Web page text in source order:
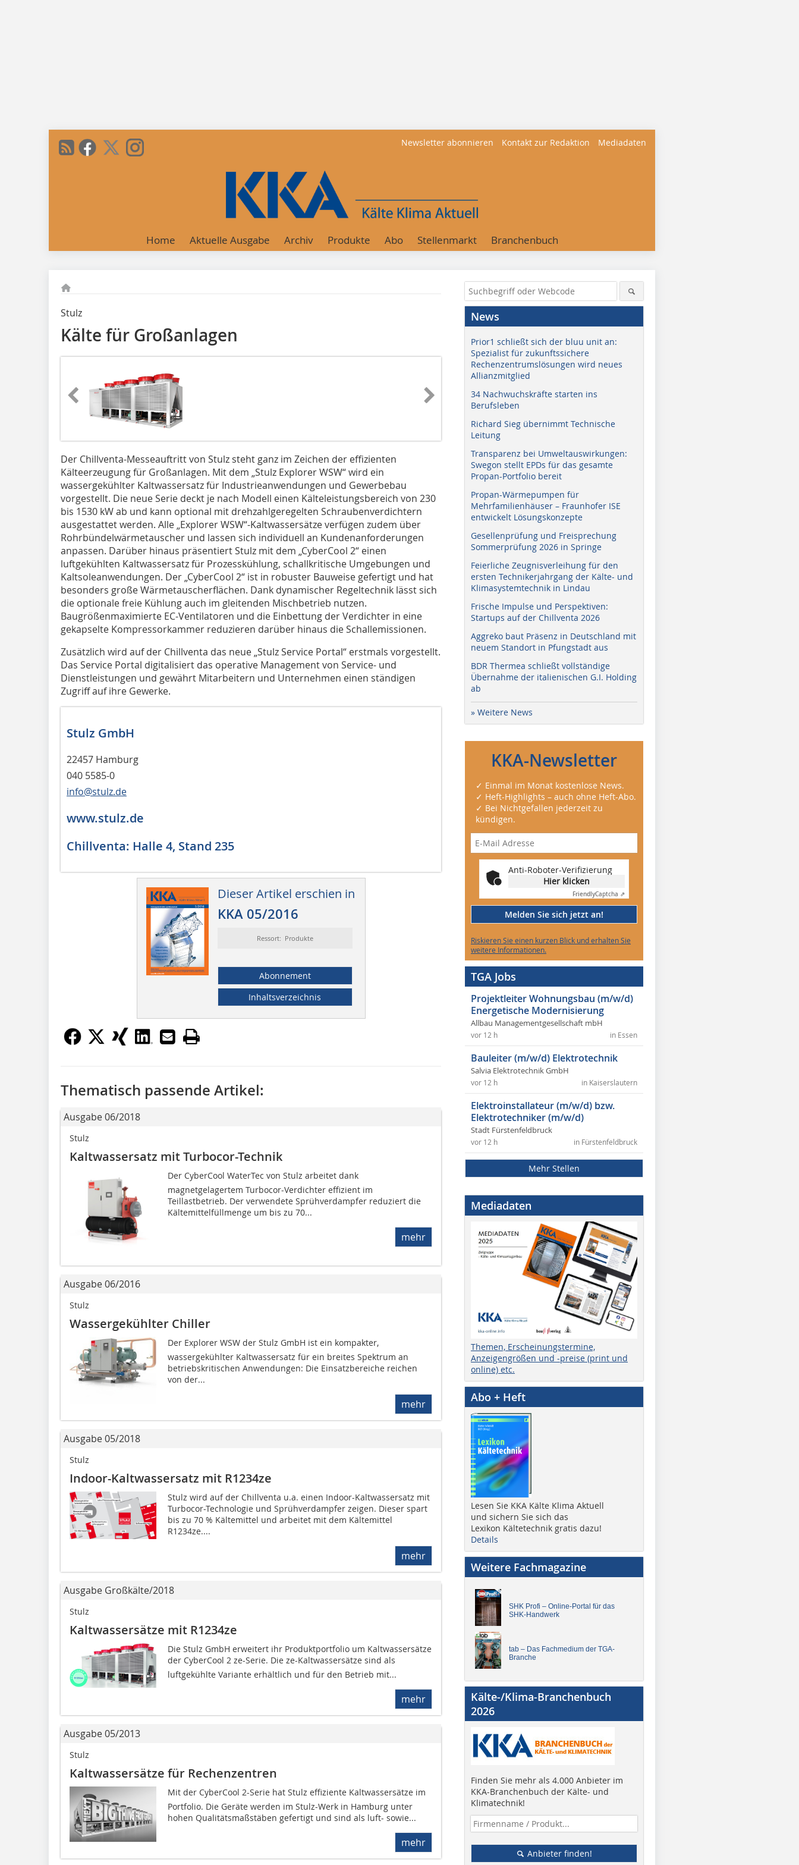
Newsletter abonnieren Kontakt zur Redaktion Mediadaten
Home Aktuelle Ausgabe Archiv Produkte Abo Stellenmarkt Branchenbuch
Stulz
Kälte für Großanlagen
Der Chillventa-Messeauftritt von Stulz steht ganz im Zeichen der effizienten
Kälteerzeugung für Großanlagen. Mit dem „Stulz Explorer WSW“ wird ein
wassergekühlter Kaltwassersatz für Industrieanwendungen und Gewerbebau
vorgestellt. Die neue Serie deckt je nach Modell einen Kälteleistungsbereich von 230
bis 1530 kW ab und kann optional mit drehzahlgeregelten Schraubenverdichtern
ausgestattet werden. Alle „Explorer WSW“-Kaltwassersätze verfügen zudem über
Rohrbündelwärmetauscher und lassen sich individuell an Kundenanforderungen
anpassen. Darüber hinaus präsentiert Stulz mit dem „CyberCool 2“ einen
luftgekühlten Kaltwassersatz für Prozesskühlung, schallkritische Umgebungen und
Kaltsoleanwendungen. Der „CyberCool 2“ ist in robuster Bauweise gefertigt und hat
besonders große Wärmetauscherflächen. Dank dynamischer Regeltechnik lässt sich
die optionale freie Kühlung auch im gleitenden Mischbetrieb nutzen.
Baugrößenmaximierte EC-Ventilatoren und die Einbettung der Verdichter in eine
gekapselte Kompres­sorkammer reduzieren darüber hinaus die Schallemissionen.
Zusätzlich wird auf der Chillventa das neue „Stulz Service Portal“ erstmals vorgestellt.
Das Service Portal digitalisiert das operative Management von Service- und
Dienstleistungen und gewährt Mitarbeitern und Unternehmen einen ständigen
Zugriff auf ihre Gewerke.
Stulz GmbH
22457 Hamburg
040 5585-0
info@stulz.de
www.stulz.de
Chillventa: Halle 4, Stand 235
Dieser Artikel erschien in
KKA 05/2016
Ressort: Produkte
Abonnement
Inhaltsverzeichnis
Thematisch passende Artikel:
Ausgabe 06/2018
Stulz
Kaltwassersatz mit Turbocor-Technik
Der CyberCool WaterTec von Stulz arbeitet dank
magnetgelagertem Turbocor-Verdichter effizient im
Teillastbetrieb. Der verwendete Sprühverdampfer reduziert die
Kältemittelfüllmenge um bis zu 70...
mehr
Ausgabe 06/2016
Stulz
Wassergekühlter Chiller
Der Explorer WSW der Stulz GmbH ist ein kompakter,
wassergekühlter Kaltwassersatz für ein breites Spektrum an
betriebskritischen Anwendungen: Die Einsatzbereiche reichen
von der...
mehr
Ausgabe 05/2018
Stulz
Indoor-Kaltwassersatz mit R1234ze
Stulz wird auf der Chillventa u.a. einen Indoor-Kaltwassersatz mit
Turbocor-Technologie und Sprühverdampfer zeigen. Dieser spart
bis zu 70 % Kältemittel und arbeitet mit dem Kältemittel
R1234ze....
mehr
Ausgabe Großkälte/2018
Stulz
Kaltwassersätze mit R1234ze
Die Stulz GmbH erweitert ihr Produktportfolio um Kaltwassersätze
der CyberCool 2 ze-Serie. Die ze-Kaltwassersätze sind als
luftgekühlte Variante erhältlich und für den Betrieb mit...
mehr
Ausgabe 05/2013
Stulz
Kaltwassersätze für Rechenzentren
Mit der CyberCool 2-Serie hat Stulz effiziente Kaltwassersätze im
Portfolio. Die Geräte werden im Stulz-Werk in Hamburg unter
hohen Qualitätsmaßstäben gefertigt und sind als luft- sowie...
mehr
News
Prior1 schließt sich der bluu unit an:
Spezialist für zukunftssichere
Rechenzentrumslösungen wird neues
Allianzmitglied
34 Nachwuchskräfte starten ins
Berufsleben
Richard Sieg übernimmt Technische
Leitung
Transparenz bei Umweltauswirkungen:
Swegon stellt EPDs für das gesamte
Propan-Portfolio bereit
Propan-Wärmepumpen für
Mehrfamilienhäuser – Fraunhofer ISE
entwickelt Lösungskonzepte
Gesellenprüfung und Freisprechung
Sommerprüfung 2026 in Springe
Feierliche Zeugnisverleihung für den
ersten Technikerjahrgang der Kälte- und
Klimasystemtechnik in Lindau
Frische Impulse und Perspektiven:
Startups auf der Chillventa 2026
Aggreko baut Präsenz in Deutschland mit
neuem Standort in Pfungstadt aus
BDR Thermea schließt vollständige
Übernahme der italienischen G.I. Holding
ab
» Weitere News
KKA-Newsletter
✓ Einmal im Monat kostenlose News.
✓ Heft-Highlights – auch ohne Heft-Abo.
✓ Bei Nichtgefallen jederzeit zu
kündigen.
Anti-Roboter-Verifizierung
Hier klicken
FriendlyCaptcha ⇗
Melden Sie sich jetzt an!
Riskieren Sie einen kurzen Blick und erhalten Sie
weitere Informationen.
TGA Jobs
Projektleiter Wohnungsbau (m/w/d)
Energetische Modernisierung
Allbau Managementgesellschaft mbH
in Essen
vor 12 h
Bauleiter (m/w/d) Elektrotechnik
Salvia Elektrotechnik GmbH
in Kaiserslautern
vor 12 h
Elektroinstallateur (m/w/d) bzw.
Elektrotechniker (m/w/d)
Stadt Fürstenfeldbruck
in Fürstenfeldbruck
vor 12 h
Mehr Stellen
Mediadaten
Themen, Erscheinungstermine,
Anzeigengrößen und -preise (print und
online) etc.
Abo + Heft
Lesen Sie KKA Kälte Klima Aktuell
und sichern Sie sich das
Lexikon Kältetechnik gratis dazu!
Details
Weitere Fachmagazine
SHK Profi – Online-Portal für das
SHK-Handwerk
tab – Das Fachmedium der TGA-
Branche
Kälte-/Klima-Branchenbuch
2026
Finden Sie mehr als 4.000 Anbieter im
KKA-Branchenbuch der Kälte- und
Klimatechnik!
Anbieter finden!